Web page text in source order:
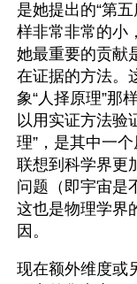
是她提出的“第
样非常非常的小
她最重要的贡献
在证据的方法。
象“人择原理”那
以用实证方法验
理”，是其中一
联想到科学界更
问题（即宇宙是
这也是物理学界
因。
现在额外维度或